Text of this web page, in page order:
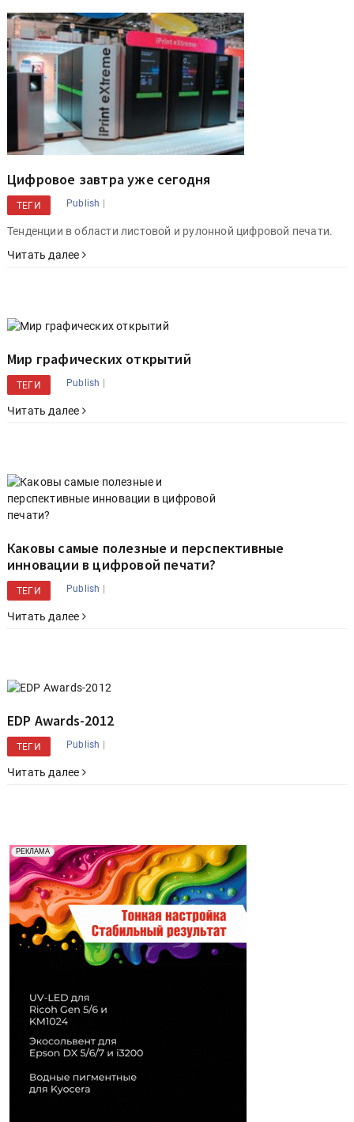
Цифровое завтра уже сегодня
ТЕГИ Publish |
Тенденции в области листовой и рулонной цифровой печати.
Читать далее
Мир графических открытий
ТЕГИ Publish |
Читать далее
Каковы самые полезные и перспективные
инновации в цифровой печати?
ТЕГИ Publish |
Читать далее
EDP Awards-2012
ТЕГИ Publish |
Читать далее
РЕКЛАМА
Реклама. Рекламодатель ООО "Передовые Системы
Печати" erid: 2SDnjd2d4Qz